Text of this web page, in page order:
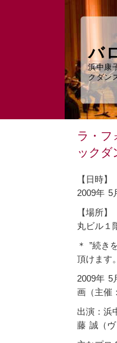
バ
浜中康
クダン
ラ・
ックダ
【日時】
2009年 5
【場所】
丸ビル１
＊ ”続き
頂けます。
2009年 5
画（主催
出演：浜
藤 誠（